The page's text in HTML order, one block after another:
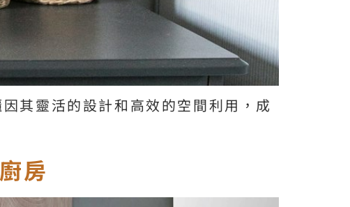
其靈活的設計和高效的空間利用，成
房